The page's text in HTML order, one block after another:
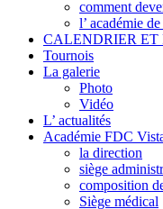
comment
l’ académie
CALENDRIER ET
Tournois
La galerie
Photo
Vidéo
L’ actualités
Académie FDC
la direction
siège
composition
Siège médical